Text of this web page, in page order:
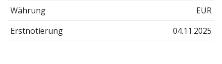
Währung
EUR
Erstnotierung
04.11.2025